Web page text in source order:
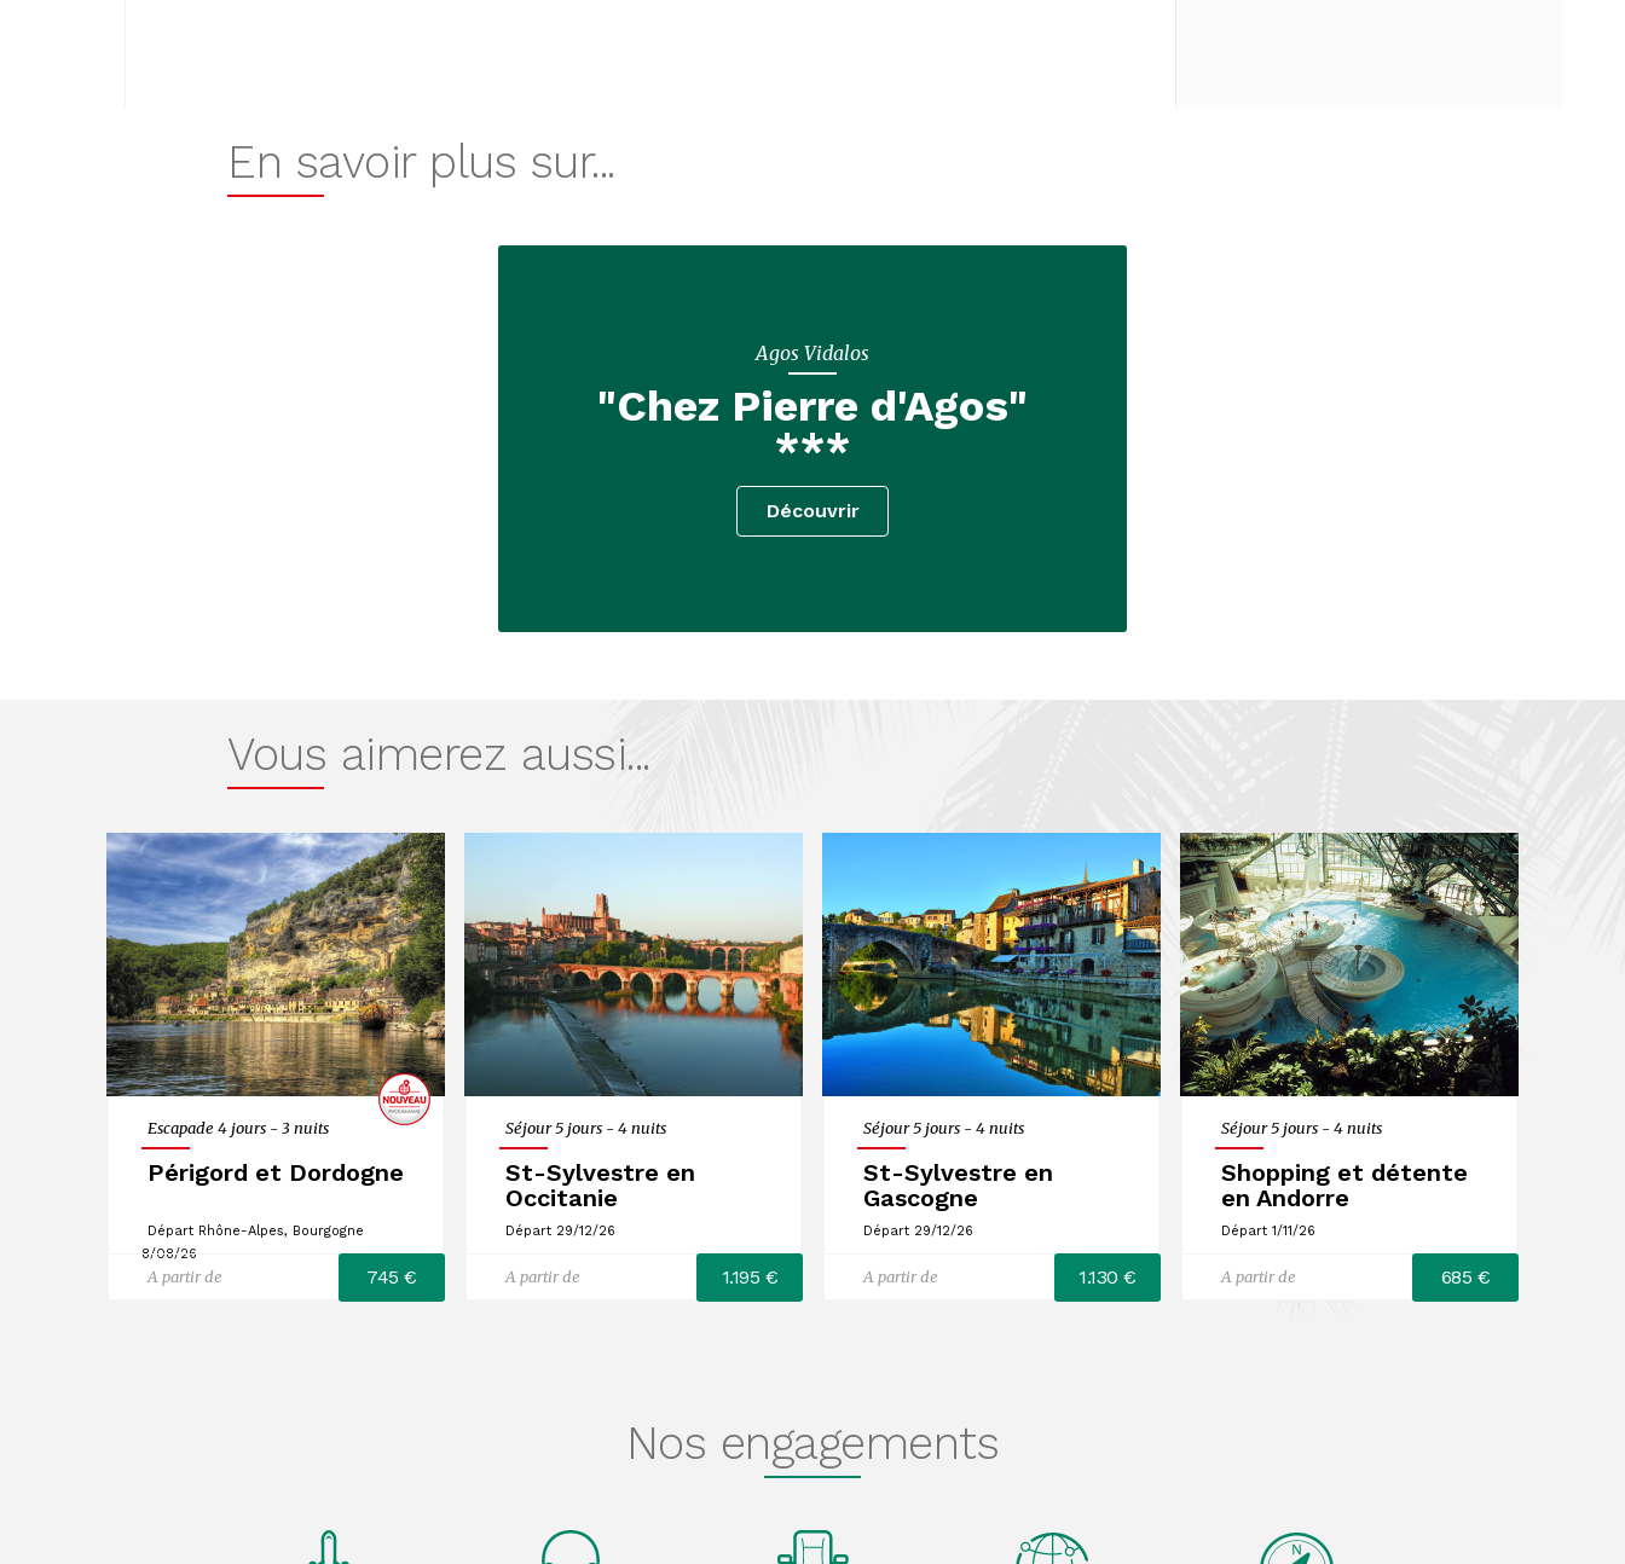
En savoir plus sur...
Agos Vidalos
"Chez Pierre d'Agos"
***
Découvrir
Vous aimerez aussi...
Escapade 4 jours - 3 nuits
Périgord et Dordogne
Départ Rhône-Alpes, Bourgogne
8/08/26
A partir de 745 €
Séjour 5 jours - 4 nuits
St-Sylvestre en
Occitanie
Départ 29/12/26
A partir de 1.195 €
Séjour 5 jours - 4 nuits
St-Sylvestre en
Gascogne
Départ 29/12/26
A partir de 1.130 €
Séjour 5 jours - 4 nuits
Shopping et détente
en Andorre
Départ 1/11/26
A partir de 685 €
Nos engagements